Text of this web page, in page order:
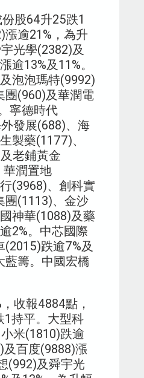
股64升25跌1
逾21%，為升
光學(2382)及
逾13%及11%。
泡泡瑪特(9992)
團(960)及華潤電
寧德時代
發展(688)、海
製藥(1177)、
老鋪黃金
華潤置地
(3968)、創科實
團(1113)、金沙
神華(1088)及藥
2%。中芯國際
跌逾7%及
藍籌。中國宏橋
收報4884點，
1持平。大型科
米(1810)跌逾
及百度(9888)漲
(992)及舜宇光